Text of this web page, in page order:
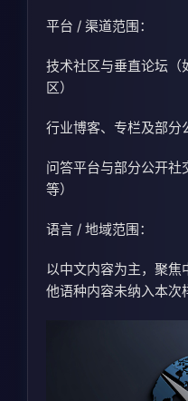
平台 / 渠道范围：
技术社区与垂直论坛（
区）
行业博客、专栏及部分
问答平台与部分公开
等）
语言 / 地域范围：
以中文内容为主，聚
他语种内容未纳入本次